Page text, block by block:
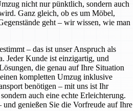
nicht nur pünktlich, sondern auch
Ganz gleich, ob es um Möbel,
geht – wir wissen, wie man
– das ist unser Anspruch als
Jeder Kunde ist einzigartig, und
die genau auf Ihre Situation
kompletten Umzug inklusive
benötigen – mit uns ist Ihr
auch eine echte Erleichterung.
und genießen Sie die Vorfreude auf Ihre